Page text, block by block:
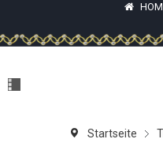
Startseite